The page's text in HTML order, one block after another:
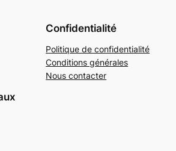
Confidentialité
Politique de confidentialité
Conditions générales
Nous contacter